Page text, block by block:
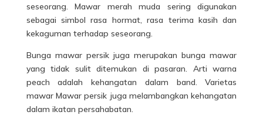
seseorang. Mawar merah muda sering digunakan
sebagai simbol rasa hormat, rasa terima kasih dan
kekaguman terhadap seseorang.
Bunga mawar persik juga merupakan bunga mawar
yang tidak sulit ditemukan di pasaran. Arti warna
peach adalah kehangatan dalam band. Varietas
mawar Mawar persik juga melambangkan kehangatan
dalam ikatan persahabatan.